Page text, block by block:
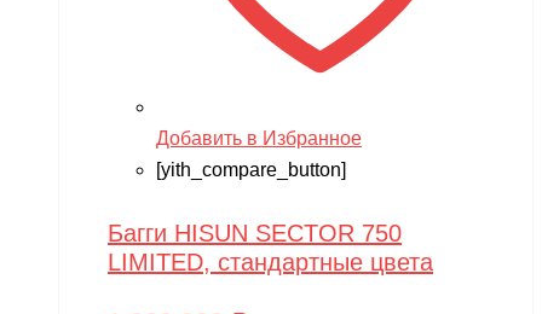
Добавить в Избранное
[yith_compare_button]
Багги HISUN SECTOR 750
LIMITED, стандартные цвета